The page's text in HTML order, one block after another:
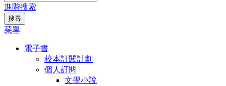
進階搜索
搜尋
菜單
電子書
校本訂閱計劃
個人訂閱
文學小說